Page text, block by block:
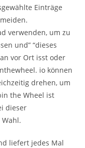
Einträge
verwenden, um zu
und” “dieses
vor Ort isst oder
io können
drehen, um
the Wheel ist
dieser
liefert jedes Mal